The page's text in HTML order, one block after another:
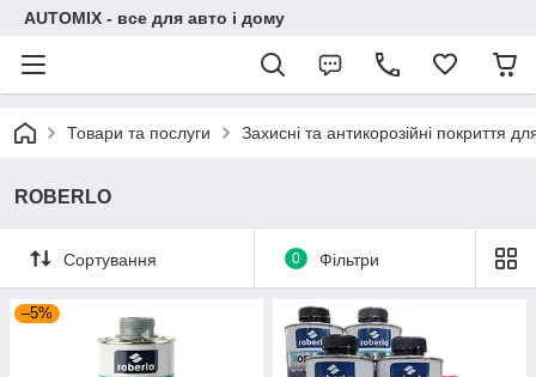
AUTOMIX - все для авто і дому
Товари та послуги Захисні та антикорозійні покриття
ROBERLO
Сортування 0 Фільтри
–5%